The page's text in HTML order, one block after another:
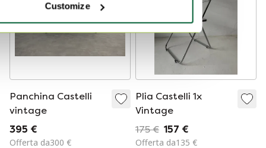
Customize
Panchina Castelli
vintage
395 €
Offerta da300 €
Plia Castelli 1x
Vintage
175 € 157 €
Offerta da135 €